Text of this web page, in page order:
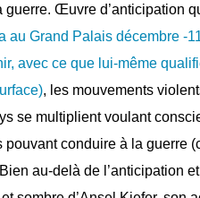
guerre. Œuvre d’anticipation
au Grand Palais décembre -
avec ce que lui-même
, les mouvements
se multiplient voulant
conduire à la guerre
au-delà de l’anticipation